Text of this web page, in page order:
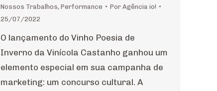
Nossos Trabalhos, Performance Por Agência io!
25/07/2022
O lançamento do Vinho Poesia de
Inverno da Vinícola Castanho ganhou um
elemento especial em sua campanha de
marketing: um concurso cultural. A